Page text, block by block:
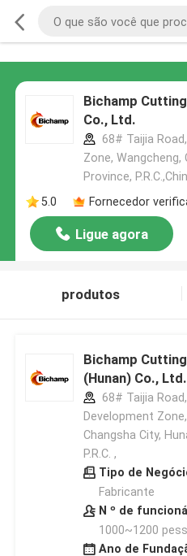
Bichamp
Co., Ltd.
68# Taijia
Zone, Wangcheng,
Province,
5.0
Fornecedor
Ligue agora
produtos
Bichamp
(Hunan) Co., Ltd.
68# Taijia
Development
Changsha City,
P.R.C. ,
Tipo de
Fabricante
N º de
1000~1200
Ano de